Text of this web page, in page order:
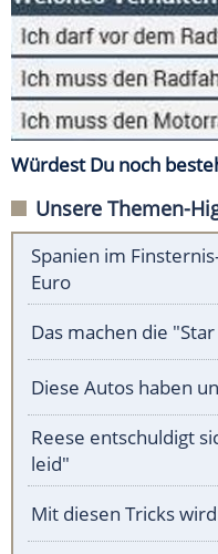
Würdest Du noch
Unsere Themen-
Spanien im
Euro
Das machen die
Diese Autos haben
Reese entschuldigt
leid"
Mit diesen Tricks